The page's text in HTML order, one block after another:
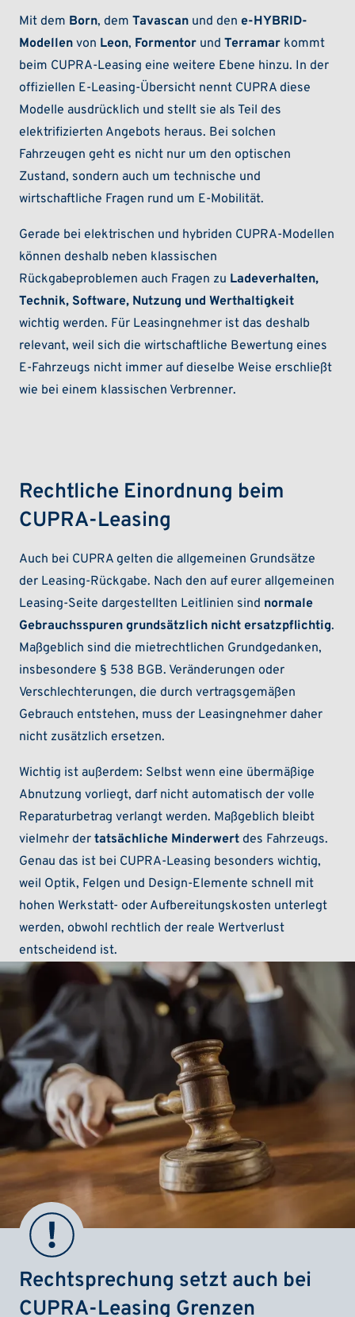
Mit dem Born, demTavascan und dene-HYBRID-
Modellen von Leon, Formentor undTerramar kommt
beim CUPRA-Leasing eine weitere Ebene hinzu. In der
offiziellen E-Leasing-Übersicht nennt CUPRA diese
Modelle ausdrücklich und stellt sie als Teil des
elektrifizierten Angebots heraus. Bei solchen
Fahrzeugen geht es nicht nur um den optischen
Zustand, sondern auch um technische und
wirtschaftliche Fragen rund um E-Mobilität.
Gerade bei elektrischen und hybriden CUPRA-Modellen
können deshalb neben klassischen
Rückgabeproblemen auch Fragen zu Ladeverhalten,
Technik, Software, Nutzung und Werthaltigkeit
wichtig werden. Für Leasingnehmer ist das deshalb
relevant, weil sich die wirtschaftliche Bewertung eines
E-Fahrzeugs nicht immer auf dieselbe Weise erschließt
wie bei einem klassischen Verbrenner.
Rechtliche Einordnung beim
CUPRA-Leasing
Auch bei CUPRA gelten die allgemeinen Grundsätze
der Leasing-Rückgabe. Nach den auf eurer allgemeinen
Leasing-Seite dargestellten Leitlinien sind normale
Gebrauchsspuren grundsätzlich nicht ersatzpflichtig.
Maßgeblich sind die mietrechtlichen Grundgedanken,
insbesondere § 538 BGB. Veränderungen oder
Verschlechterungen, die durch vertragsgemäßen
Gebrauch entstehen, muss der Leasingnehmer daher
nicht zusätzlich ersetzen.
Wichtig ist außerdem: Selbst wenn eine übermäßige
Abnutzung vorliegt, darf nicht automatisch der volle
Reparaturbetrag verlangt werden. Maßgeblich bleibt
vielmehr dertatsächliche Minderwert des Fahrzeugs.
Genau das ist bei CUPRA-Leasing besonders wichtig,
weil Optik, Felgen und Design-Elemente schnell mit
hohen Werkstatt- oder Aufbereitungskosten unterlegt
werden, obwohl rechtlich der reale Wertverlust
entscheidend ist.
Rechtsprechung setzt auch bei
CUPRA-Leasing Grenzen